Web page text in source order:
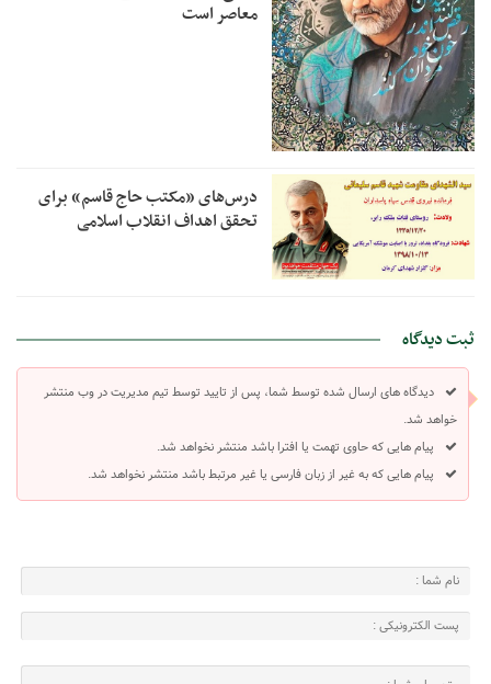
معاصر است
درس‌های «مکتب حاج قاسم» برای
تحقق اهداف انقلاب اسلامی
ثبت دیدگاه
دیدگاه های ارسال شده توسط شما، پس از تایید توسط تیم مدیریت در وب منتشر
خواهد شد.
پیام هایی که حاوی تهمت یا افترا باشد منتشر نخواهد شد.
پیام هایی که به غیر از زبان فارسی یا غیر مرتبط باشد منتشر نخواهد شد.